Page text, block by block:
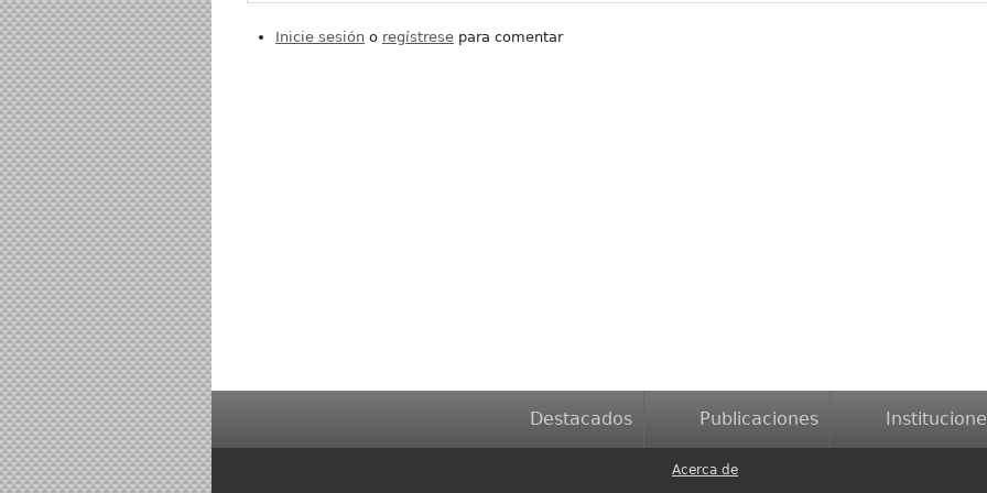
Inicie sesión o regístrese para comentar
Destacados Publicaciones
Acerca de